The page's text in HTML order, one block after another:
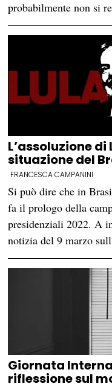
probabilmente non si
L’assoluzione
situazione del
FRANCESCA CAMPANINI
Si può dire che in
fa il prologo della
presidenziali 2022. A
notizia del 9 marzo
Giornata
riflessione sul